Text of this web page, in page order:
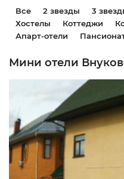
Все 2 звезды 3
Хостелы
Коттеджи
Апарт-отели
Мини отели